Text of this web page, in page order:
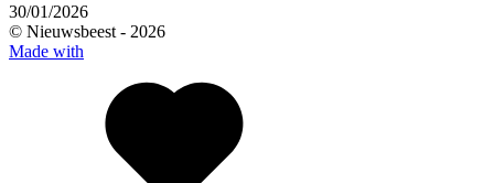
30/01/2026
© Nieuwsbeest - 2026
Made with